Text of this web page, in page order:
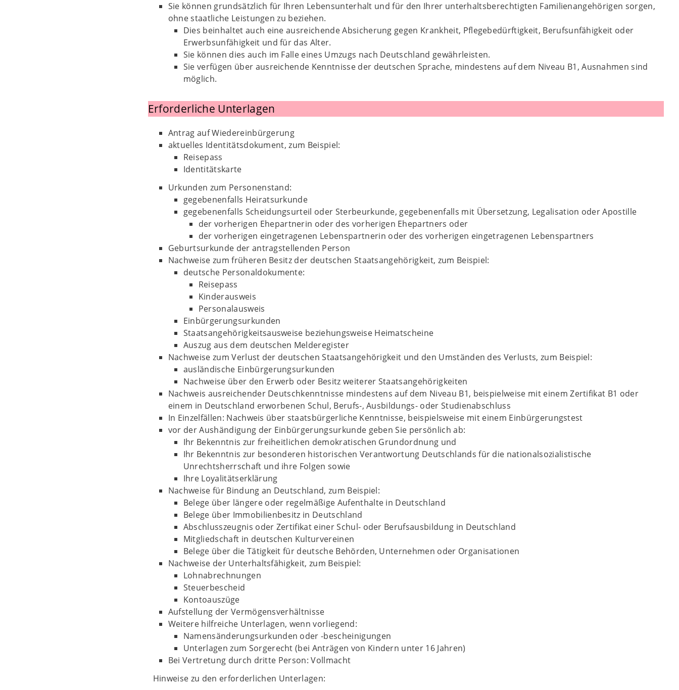
Sie können grundsätzlich für Ihren Lebensunterhalt und für den Ihrer unterhaltsberechtigten Familienangehörigen sorgen,
ohne staatliche Leistungen zu beziehen.
Dies beinhaltet auch eine ausreichende Absicherung gegen Krankheit, Pflegebedürftigkeit, Berufsunfähigkeit oder
Erwerbsunfähigkeit und für das Alter.
Sie können dies auch im Falle eines Umzugs nach Deutschland gewährleisten.
Sie verfügen über ausreichende Kenntnisse der deutschen Sprache, mindestens auf dem Niveau B1, Ausnahmen sind
möglich.
Erforderliche Unterlagen
Antrag auf Wiedereinbürgerung
aktuelles Identitätsdokument, zum Beispiel:
Reisepass
Identitätskarte
Urkunden zum Personenstand:
gegebenenfalls Heiratsurkunde
gegebenenfalls Scheidungsurteil oder Sterbeurkunde, gegebenenfalls mit Übersetzung, Legalisation oder Apostille
der vorherigen Ehepartnerin oder des vorherigen Ehepartners oder
der vorherigen eingetragenen Lebenspartnerin oder des vorherigen eingetragenen Lebenspartners
Geburtsurkunde der antragstellenden Person
Nachweise zum früheren Besitz der deutschen Staatsangehörigkeit, zum Beispiel:
deutsche Personaldokumente:
Reisepass
Kinderausweis
Personalausweis
Einbürgerungsurkunden
Staatsangehörigkeitsausweise beziehungsweise Heimatscheine
Auszug aus dem deutschen Melderegister
Nachweise zum Verlust der deutschen Staatsangehörigkeit und den Umständen des Verlusts, zum Beispiel:
ausländische Einbürgerungsurkunden
Nachweise über den Erwerb oder Besitz weiterer Staatsangehörigkeiten
Nachweis ausreichender Deutschkenntnisse mindestens auf dem Niveau B1, beispielweise mit einem Zertifikat B1 oder
einem in Deutschland erworbenen Schul, Berufs-, Ausbildungs- oder Studienabschluss
In Einzelfällen: Nachweis über staatsbürgerliche Kenntnisse, beispielsweise mit einem Einbürgerungstest
vor der Aushändigung der Einbürgerungsurkunde geben Sie persönlich ab:
Ihr Bekenntnis zur freiheitlichen demokratischen Grundordnung und
Ihr Bekenntnis zur besonderen historischen Verantwortung Deutschlands für die nationalsozialistische
Unrechtsherrschaft und ihre Folgen sowie
Ihre Loyalitätserklärung
Nachweise für Bindung an Deutschland, zum Beispiel:
Belege über längere oder regelmäßige Aufenthalte in Deutschland
Belege über Immobilienbesitz in Deutschland
Abschlusszeugnis oder Zertifikat einer Schul- oder Berufsausbildung in Deutschland
Mitgliedschaft in deutschen Kulturvereinen
Belege über die Tätigkeit für deutsche Behörden, Unternehmen oder Organisationen
Nachweise der Unterhaltsfähigkeit, zum Beispiel:
Lohnabrechnungen
Steuerbescheid
Kontoauszüge
Aufstellung der Vermögensverhältnisse
Weitere hilfreiche Unterlagen, wenn vorliegend:
Namensänderungsurkunden oder -bescheinigungen
Unterlagen zum Sorgerecht (bei Anträgen von Kindern unter 16 Jahren)
Bei Vertretung durch dritte Person: Vollmacht
Hinweise zu den erforderlichen Unterlagen: